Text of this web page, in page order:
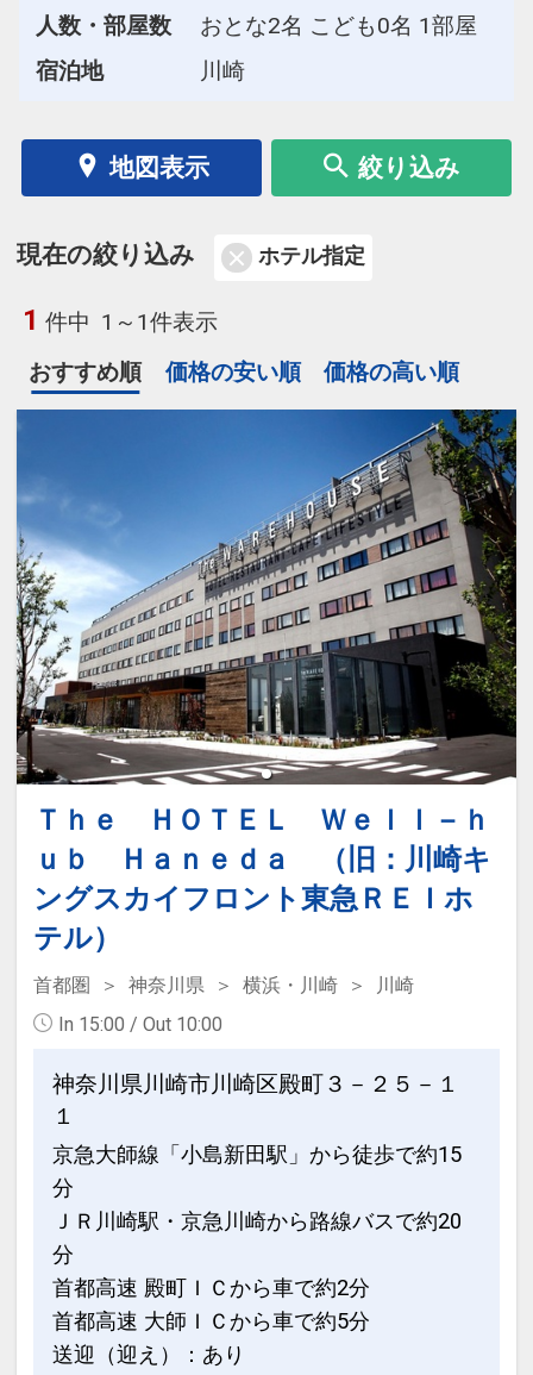
人数・部屋数
おとな2名 こども0名 1部屋
宿泊地
川崎
地図表示 絞り込み
現在の絞り込み ホテル指定
1 件中 1～1件表示
おすすめ順
価格の安い順 価格の高い順
Ｔｈｅ ＨＯＴＥＬ Ｗｅｌｌ－ｈ
ｕｂ Ｈａｎｅｄａ （旧：川崎キ
ングスカイフロント東急ＲＥＩホ
テル）
首都圏 神奈川県 横浜・川崎
川崎
In 15:00 / Out 10:00
神奈川県川崎市川崎区殿町３－２５－１
１
京急大師線「小島新田駅」から徒歩で約15
分
ＪＲ川崎駅・京急川崎から路線バスで約20
分
首都高速 殿町ＩＣから車で約2分
首都高速 大師ＩＣから車で約5分
送迎（迎え）：あり